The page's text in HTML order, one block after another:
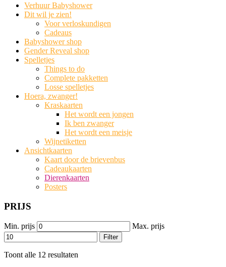
Verhuur Babyshower
Dit wil je zien!
Voor verloskundigen
Cadeaus
Babyshower shop
Gender Reveal shop
Spelletjes
Things to do
Complete pakketten
Losse spelletjes
Hoera, zwanger!
Kraskaarten
Het wordt een jongen
Ik ben zwanger
Het wordt een meisje
Wijnetiketten
Ansichtkaarten
Kaart door de brievenbus
Cadeaukaarten
Dierenkaarten
Posters
PRIJS
Min. prijs Max. prijs
Filter
Toont alle 12 resultaten